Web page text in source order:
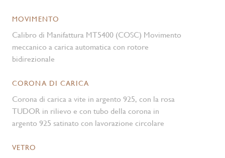
MOVIMENTO
Calibro di Manifattura MT5400 (COSC) Movimento
meccanico a carica automatica con rotore
bidirezionale
CORONA DI CARICA
Corona di carica a vite in argento 925, con la rosa
TUDOR in rilievo e con tubo della corona in
argento 925 satinato con lavorazione circolare
VETRO